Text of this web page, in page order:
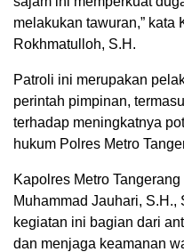
melakukan tawuran,” kata
Rokhmatulloh, S.H.
Patroli ini merupakan
perintah pimpinan,
terhadap meningkatnya
hukum Polres Metro
Kapolres Metro
Muhammad Jauhari, S.H.,
kegiatan ini bagian dari
dan menjaga keamanan